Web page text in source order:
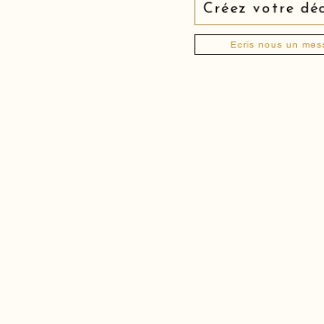
Créez votre
Ecris nous un